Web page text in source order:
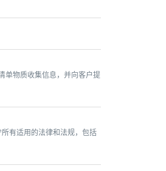
单物质收集信息，并向客户提
有适用的法律和法规，包括